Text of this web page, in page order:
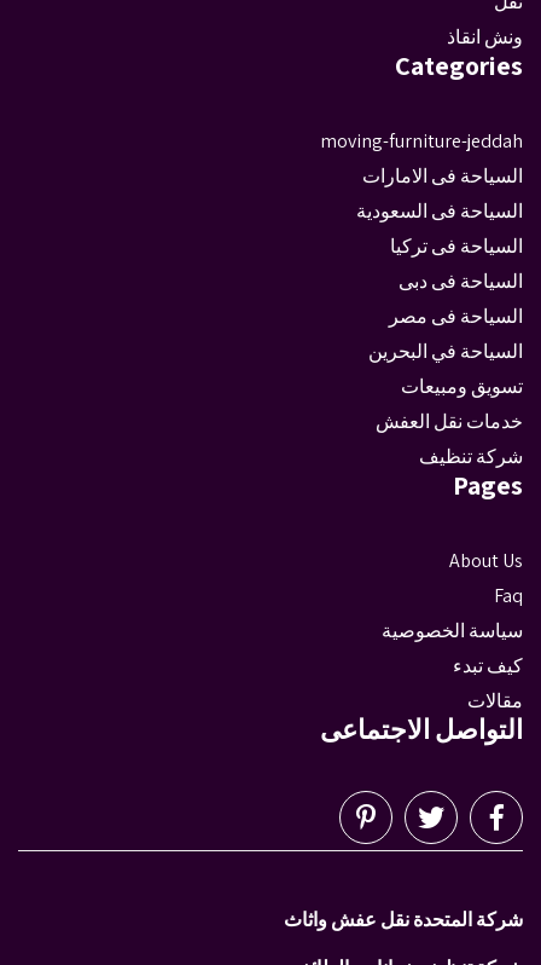
ونش انقاذ
Categories
moving-furniture-jeddah
السياحة فى الامارات
السياحة فى السعودية
السياحة فى تركيا
السياحة فى دبى
السياحة فى مصر
السياحة في البحرين
تسويق ومبيعات
خدمات نقل العفش
شركة تنظيف
Pages
About Us
Faq
سياسة الخصوصية
كيف تبدء
مقالات
التواصل الاجتماعى
شركة المتحدة نقل عفش واثاث